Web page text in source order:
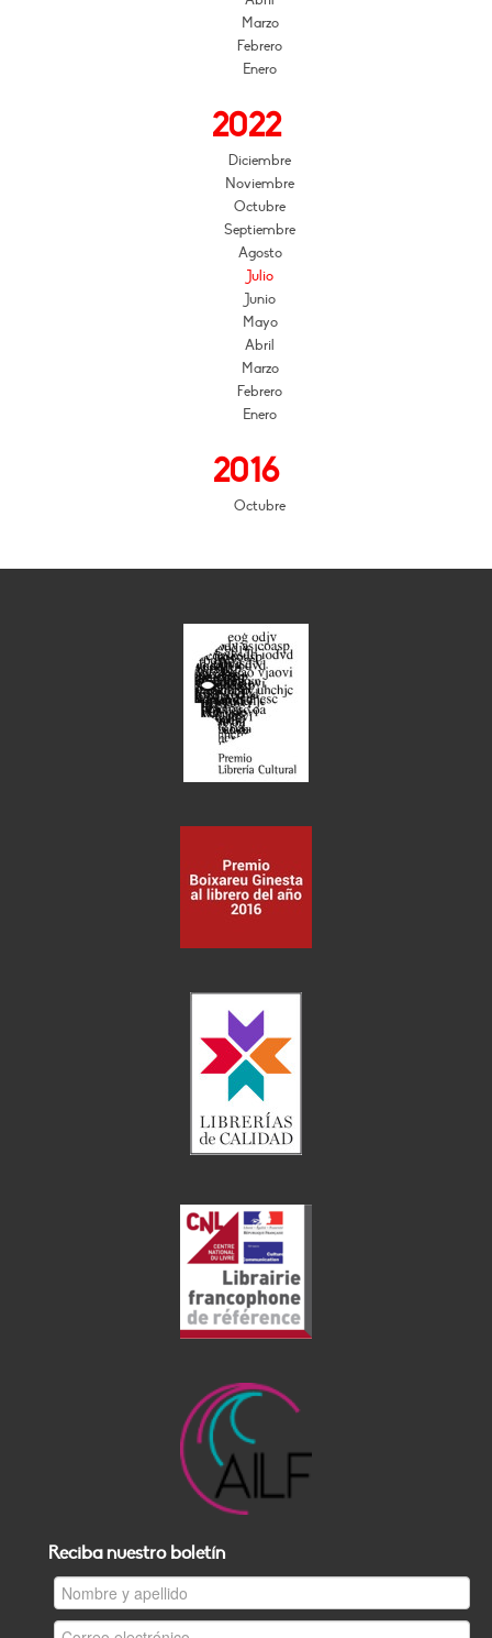
Marzo
Febrero
Enero
2022
Diciembre
Noviembre
Octubre
Septiembre
Agosto
Julio
Junio
Mayo
Abril
Marzo
Febrero
Enero
2016
Octubre
Reciba nuestro boletín